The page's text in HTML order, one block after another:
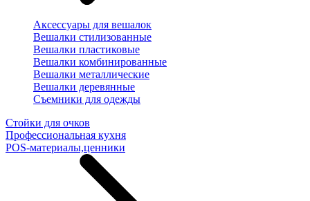
Аксессуары для вешалок
Вешалки стилизованные
Вешалки пластиковые
Вешалки комбинированные
Вешалки металлические
Вешалки деревянные
Съемники для одежды
Стойки для очков
Профессиональная кухня
POS-материалы,ценники